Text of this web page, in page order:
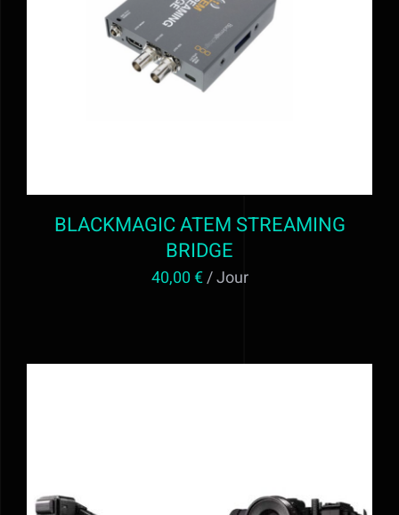
AJOUTER AU PANIER DÉTAILS
BLACKMAGIC ATEM STREAMING
BRIDGE
40,00€/ Jour